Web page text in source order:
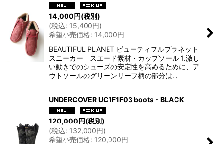
14,000円(税別)
(税込: 15,400円)
希望小売価格: 14,000円
BEAUTIFUL PLANET ビューティフルプラネット
スニーカー スエード素材・カップソール 1.激し
い動きでのシューズの安定性を高めるために、ア
ウトソールのグリーンリーフ柄の部分は…
UNDERCOVER UC1F1F03 boots・BLACK
120,000円(税別)
(税込: 132,000円)
希望小売価格: 120,000円